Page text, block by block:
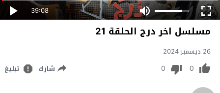
39:08
مسلسل اخر درج الحلقة 21
26 ديسمبر 2024
0
0 شارك تبليغ